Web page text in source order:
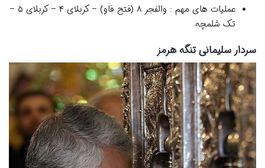
عملیات های مهم : والفجر ۸ (فتح فاو) – کربلای ۴ – کربلای ۵ –
تک شلمچه
سردار سلیمانی تنگه هرمز